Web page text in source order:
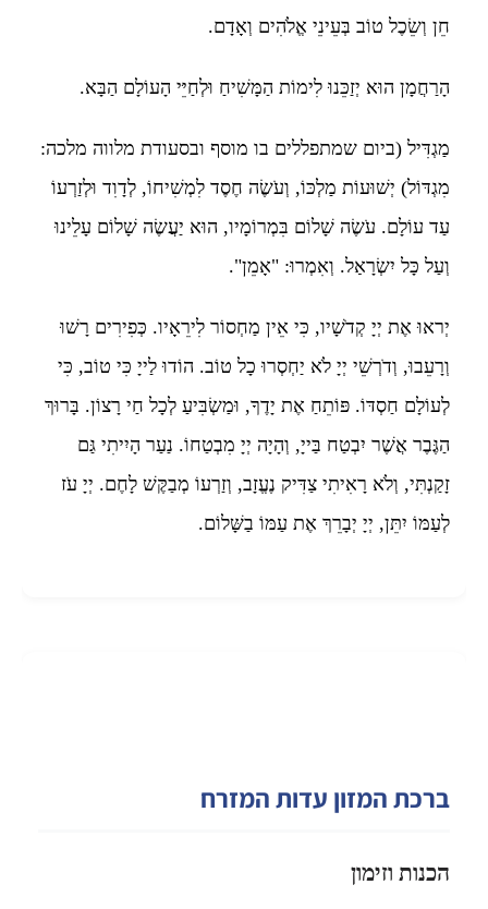
חֵן וְשֵׂכֶל טוֹב בְּעֵינֵי אֱלֹהִים וְאָדָם.
הָרַחֲמָן הוּא יְזַכֵּנוּ לִימוֹת הַמָּשִׁיחַ וּלְחַיֵּי הָעוֹלָם הַבָּא.
מַגְדִּיל (ביום שמתפללים בו מוסף ובסעודת מלווה מלכה:
מִגְדּוֹל) יְשׁוּעוֹת מַלְכּוֹ, וְעֹשֶׂה חֶסֶד לִמְשִׁיחוֹ, לְדָוִד וּלְזַרְעוֹ
עַד עוֹלָם. עֹשֶׂה שָׁלוֹם בִּמְרוֹמָיו, הוּא יַעֲשֶׂה שָׁלוֹם עָלֵינוּ
וְעַל כָּל יִשְׂרָאַל. וְאִמְרוּ: "אָמֵן".
יְראוּ אֶת יְיָ קְדֹשָׁיו, כִּי אֵין מַחְסוֹר לִירֵאָיו. כְּפִירִים רָשׁוּ
וְרָעֵבוּ, וְדֹרְשֵׁי יְיָ לֹא יַחְסְרוּ כָל טוֹב. הוֹדוּ לַייָ כִּי טוֹב, כִּי
לְעוֹלָם חַסְדּוֹ. פּוֹתֵחַ אֶת יָדֶךָ, וּמַשְׂבִּיעַ לְכָל חַי רָצוֹן. בָּרוּךְ
הַגֶּבֶר אֲשֶׁר יִבְטַח בַּייָ, וְהָיָה יְיָ מִבְטַחוֹ. נַעַר הָיִיתִי גַּם
זָקַנְתִּי, וְלֹא רָאִיתִי צַדִּיק נֶעֱזָב, וְזַרְעוֹ מְבַקֶּשׁ לָחֶם. יְיָ עֹז
לְעַמּוֹ יִתֵּן, יְיָ יְבָרֵךְ אֶת עַמּוֹ בַשָּׁלוֹם.
ברכת המזון עדות המזרח
הכנות וזימון